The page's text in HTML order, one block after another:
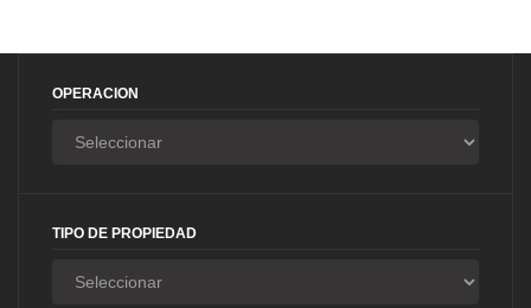
OPERACION
TIPO DE PROPIEDAD